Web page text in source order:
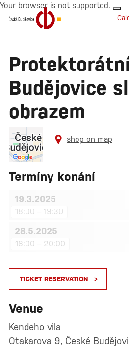
Your browser is not supported.
Budějovice
obrazem
shop on map
Termíny konání
19.3.2025
18:00 – 19:30
28.5.2025
18:00 – 20:00
TICKET RESERVATION
Venue
Kendeho vila
Otakarova 9, České